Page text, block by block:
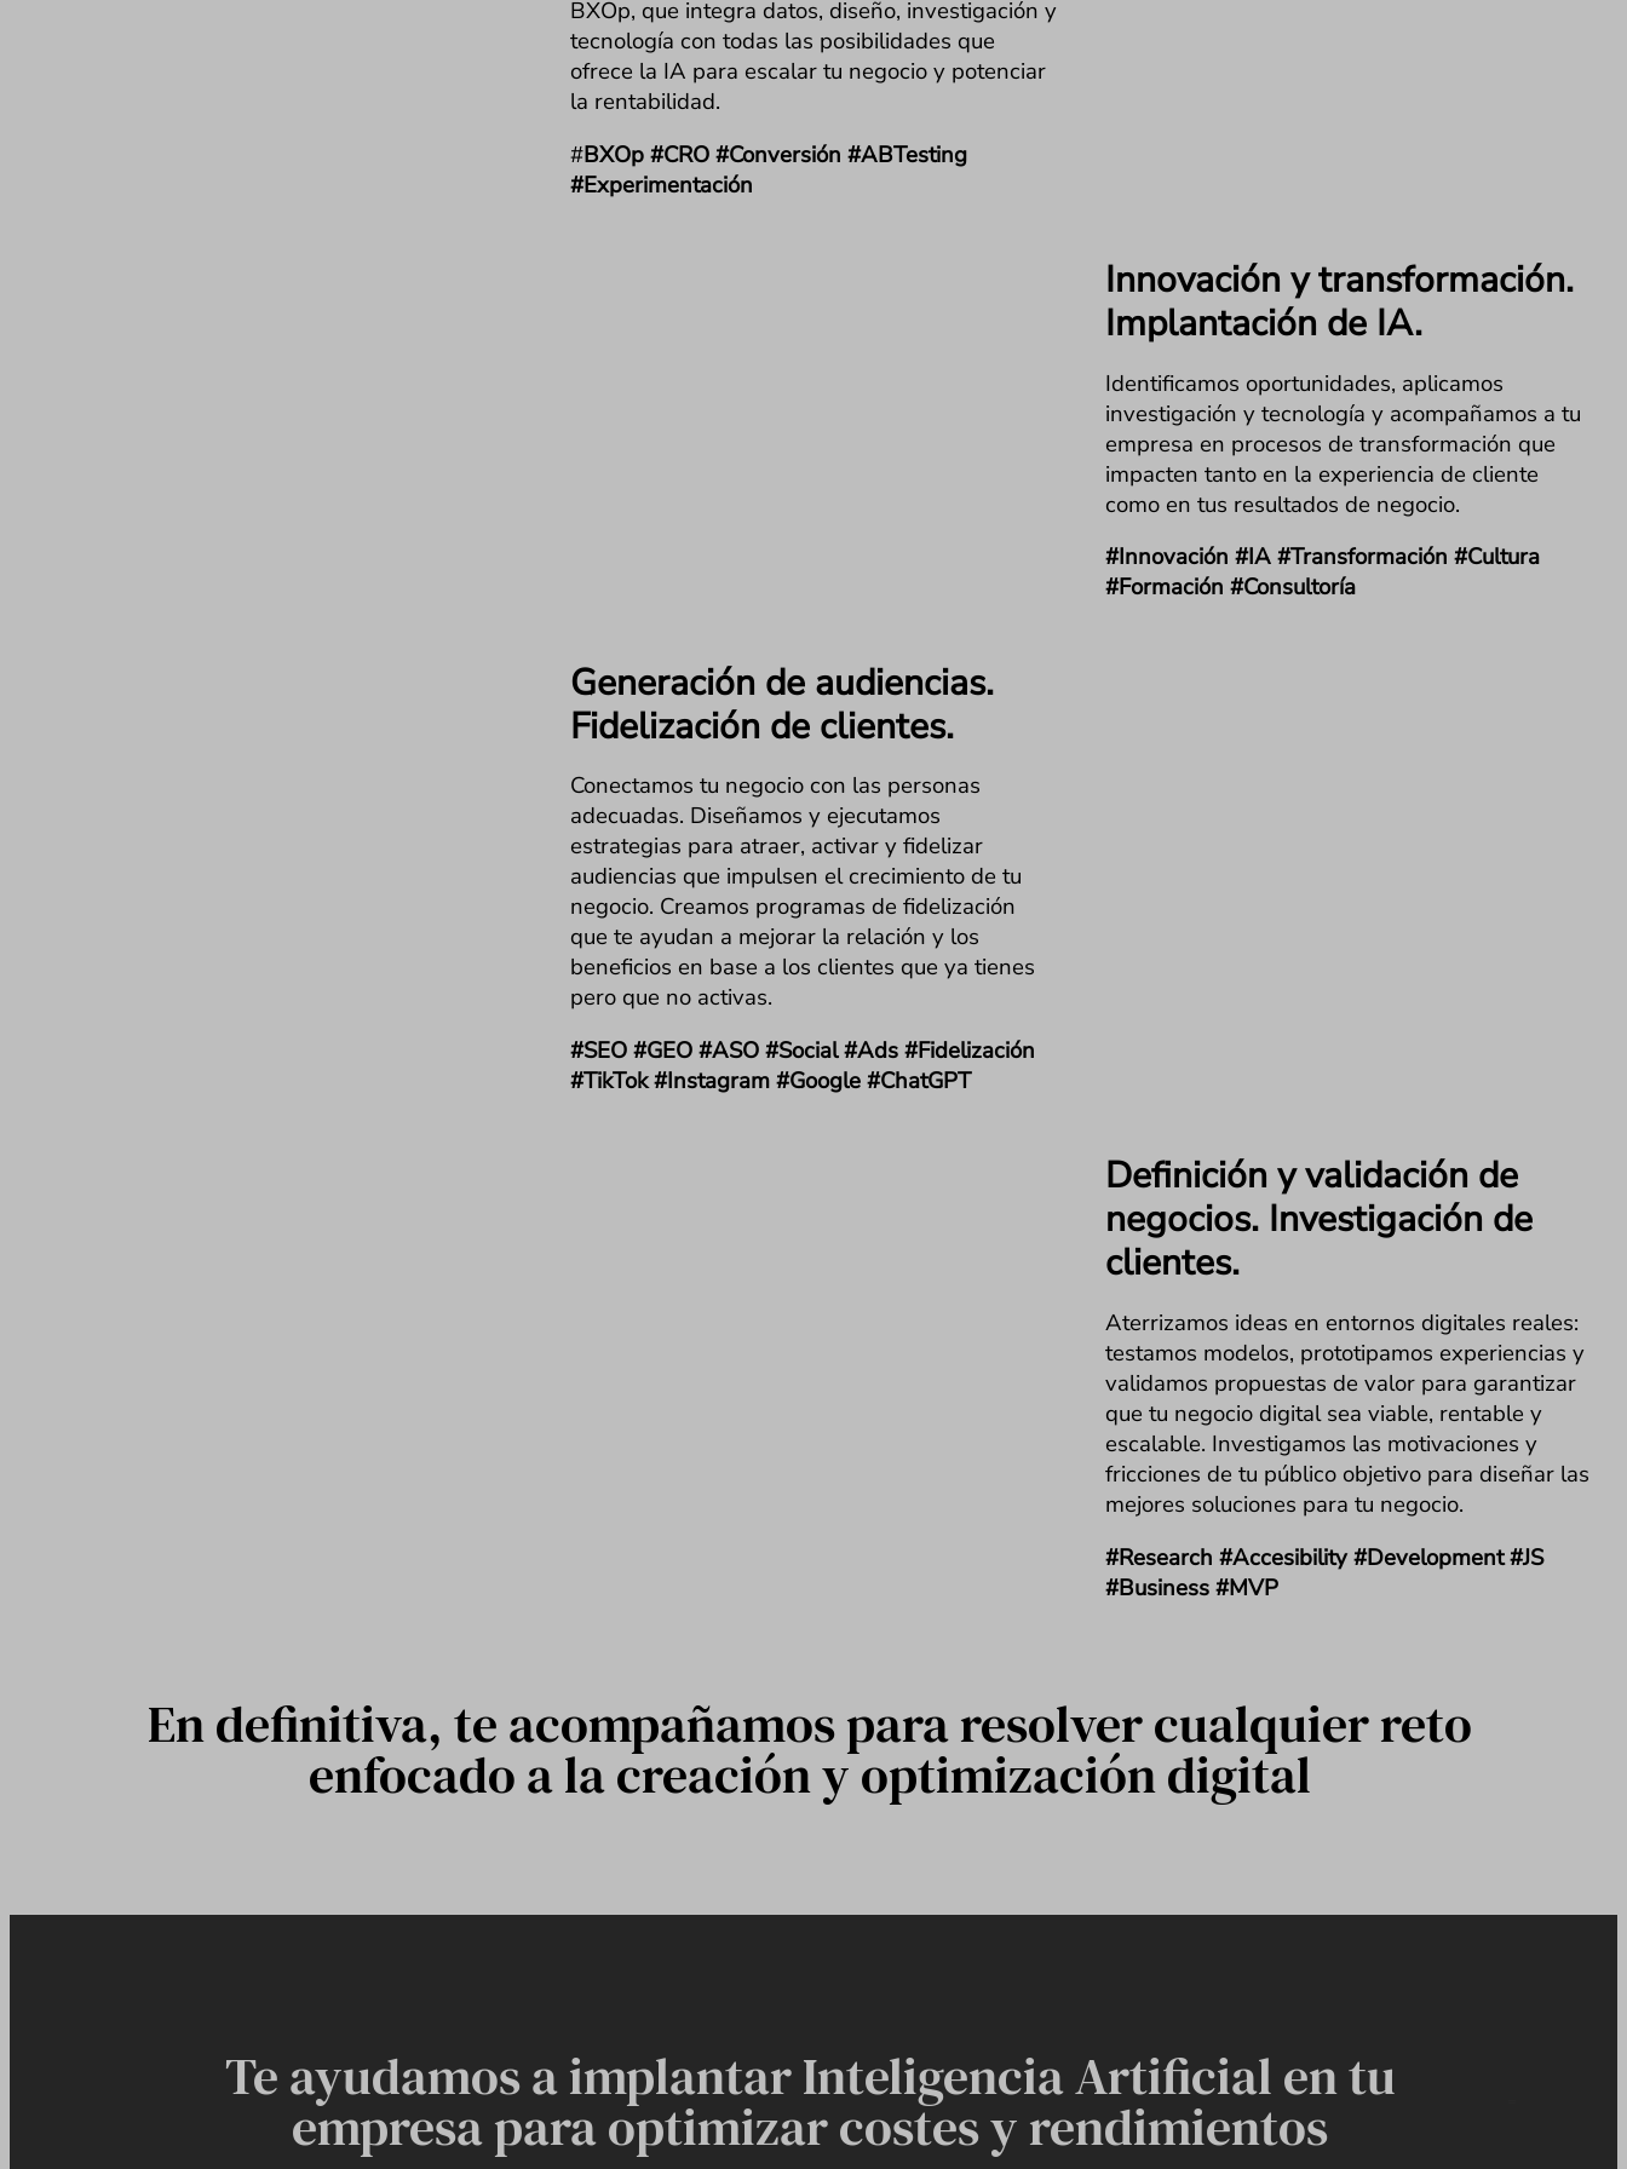
BXOp, que integra datos, diseño, investigación y
tecnología con todas las posibilidades que
ofrece la IA para escalar tu negocio y potenciar
la rentabilidad.
#BXOp #CRO #Conversión #ABTesting
#Experimentación
Innovación y transformación.
Implantación de IA.
Identificamos oportunidades, aplicamos
investigación y tecnología y acompañamos a tu
empresa en procesos de transformación que
impacten tanto en la experiencia de cliente
como en tus resultados de negocio.
#Innovación #IA #Transformación #Cultura
#Formación #Consultoría
Generación de audiencias.
Fidelización de clientes.
Conectamos tu negocio con las personas
adecuadas. Diseñamos y ejecutamos
estrategias para atraer, activar y fidelizar
audiencias que impulsen el crecimiento de tu
negocio. Creamos programas de fidelización
que te ayudan a mejorar la relación y los
beneficios en base a los clientes que ya tienes
pero que no activas.
#SEO #GEO #ASO #Social #Ads #Fidelización
#TikTok #Instagram #Google #ChatGPT
Definición y validación de
negocios. Investigación de
clientes.
Aterrizamos ideas en entornos digitales reales:
testamos modelos, prototipamos experiencias y
validamos propuestas de valor para garantizar
que tu negocio digital sea viable, rentable y
escalable. Investigamos las motivaciones y
fricciones de tu público objetivo para diseñar las
mejores soluciones para tu negocio.
#Research #Accesibility #Development #JS
#Business #MVP
En definitiva, te acompañamos para resolver cualquier reto
enfocado a la creación y optimización digital
Te ayudamos a implantar Inteligencia Artificial en tu
empresa para optimizar costes y rendimientos